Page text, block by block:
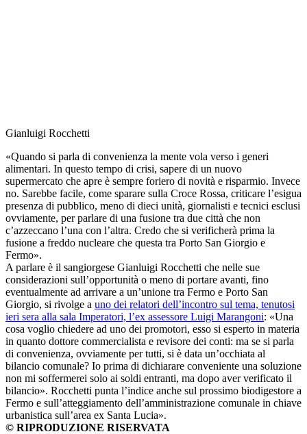
Gianluigi Rocchetti
«Quando si parla di convenienza la mente vola verso i generi
alimentari. In questo tempo di crisi, sapere di un nuovo
supermercato che apre è sempre foriero di novità e risparmio. Invece
no. Sarebbe facile, come sparare sulla Croce Rossa, criticare l’esigua
presenza di pubblico, meno di dieci unità, giornalisti e tecnici esclusi
ovviamente, per parlare di una fusione tra due città che non
c’azzeccano l’una con l’altra. Credo che si verificherà prima la
fusione a freddo nucleare che questa tra Porto San Giorgio e
Fermo».
A parlare è il sangiorgese Gianluigi Rocchetti che nelle sue
considerazioni sull’opportunità o meno di portare avanti, fino
eventualmente ad arrivare a un’unione tra Fermo e Porto San
Giorgio, si rivolge a uno dei relatori dell’incontro sul tema, tenutosi
ieri sera alla sala Imperatori, l’ex assessore Luigi Marangoni: «Una
cosa voglio chiedere ad uno dei promotori, esso si esperto in materia
in quanto dottore commercialista e revisore dei conti: ma se si parla
di convenienza, ovviamente per tutti, si è data un’occhiata al
bilancio comunale? Io prima di dichiarare conveniente una soluzione
non mi soffermerei solo ai soldi entranti, ma dopo aver verificato il
bilancio». Rocchetti punta l’indice anche sul prossimo biodigestore a
Fermo e sull’atteggiamento dell’amministrazione comunale in chiave
urbanistica sull’area ex Santa Lucia».
© RIPRODUZIONE RISERVATA